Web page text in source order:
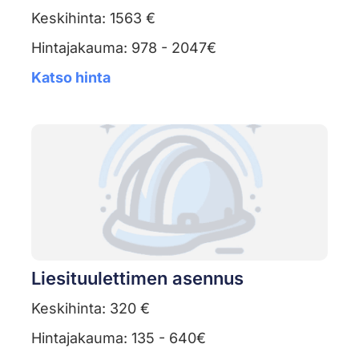
Keskihinta: 1563 €
Hintajakauma: 978 - 2047€
Katso hinta
Liesituulettimen asennus
Keskihinta: 320 €
Hintajakauma: 135 - 640€